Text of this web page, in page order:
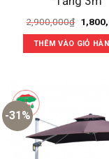
2,900,000₫ Giá
gốc
là:
THÊM VÀO GIỎ
-31%